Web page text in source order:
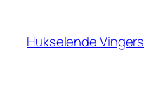
Hukselende Vingers